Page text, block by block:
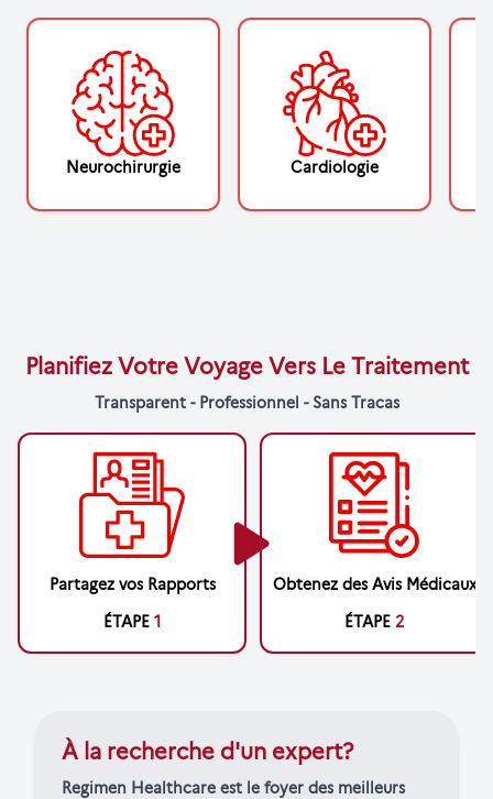
Neurochirurgie Cardiologie
Planifiez Votre Voyage Vers Le Traitement
Transparent - Professionnel - Sans Tracas
Partagez vos Rapports
ÉTAPE 1
Obtenez des Avis Médicaux
ÉTAPE 2
À la recherche d'un expert?
Regimen Healthcare est le foyer des meilleurs